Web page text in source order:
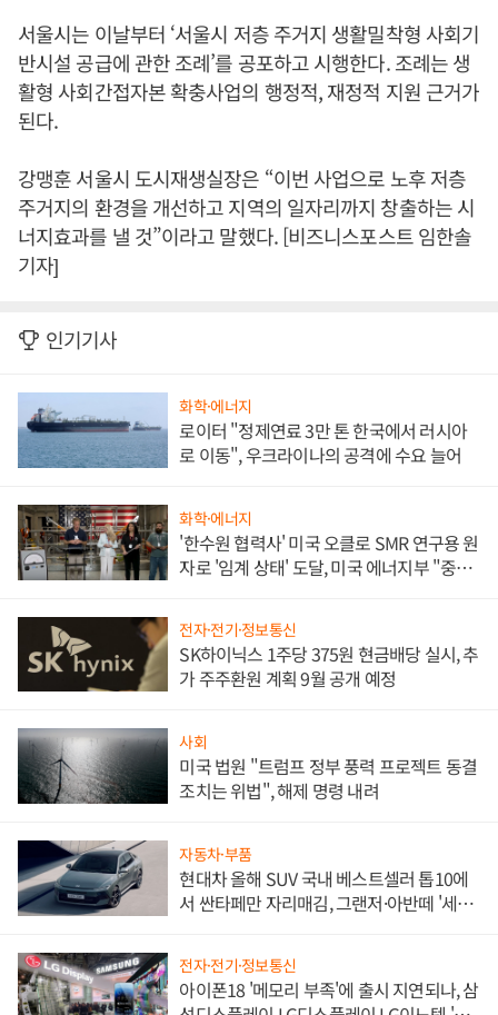
서울시는 이날부터 ‘서울시 저층 주거지 생활밀착형 사회기
반시설 공급에 관한 조례’를 공포하고 시행한다. 조례는 생
활형 사회간접자본 확충사업의 행정적, 재정적 지원 근거가
된다.
강맹훈 서울시 도시재생실장은 “이번 사업으로 노후 저층
주거지의 환경을 개선하고 지역의 일자리까지 창출하는 시
너지효과를 낼 것”이라고 말했다. [비즈니스포스트 임한솔
기자]
인기기사
화학·에너지
로이터 "정제연료 3만 톤 한국에서 러시아
로 이동", 우크라이나의 공격에 수요 늘어
화학·에너지
'한수원 협력사' 미국 오클로 SMR 연구용 원
자로 '임계 상태' 도달, 미국 에너지부 "중요
전자·전기·정보통신
SK하이닉스 1주당 375원 현금배당 실시, 추
가 주주환원 계획 9월 공개 예정
사회
미국 법원 "트럼프 정부 풍력 프로젝트 동결
조치는 위법", 해제 명령 내려
자동차·부품
현대차 올해 SUV 국내 베스트셀러 톱10에
서 싼타페만 자리매김, 그랜저·아반떼 '세단
전자·전기·정보통신
아이폰18 '메모리 부족'에 출시 지연되나, 삼